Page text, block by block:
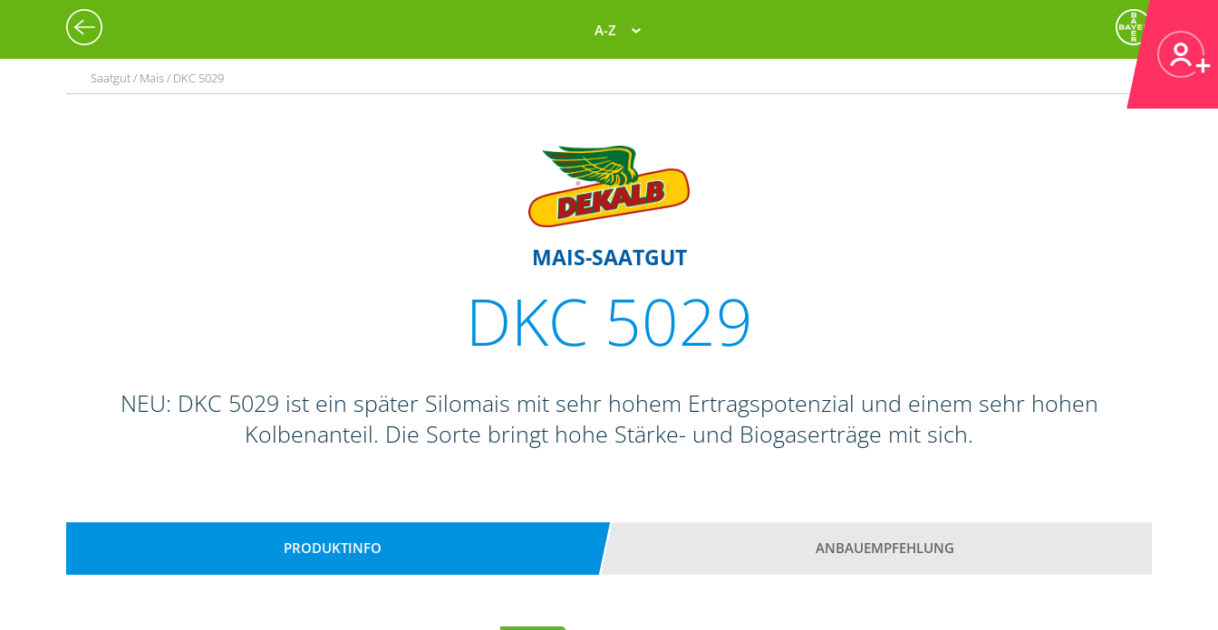
A-Z
Saatgut / Mais / DKC 5029
MAIS-SAATGUT
DKC 5029
NEU: DKC 5029 ist ein später Silomais mit sehr hohem Ertragspotenzial und einem sehr hohen
Kolbenanteil. Die Sorte bringt hohe Stärke- und Biogaserträge mit sich.
PRODUKTINFO ANBAUEMPFEHLUNG